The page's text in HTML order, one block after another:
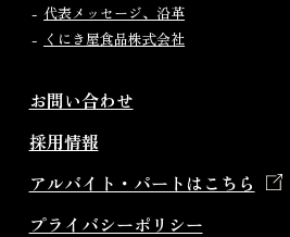
代表メッセージ、沿革
くにき屋食品株式会社
お問い合わせ
採用情報
アルバイト・パートはこちら
プライバシーポリシー